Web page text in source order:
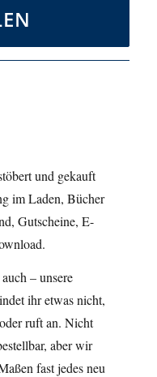
und gekauft
im Laden, Bücher
Gutscheine, E-
– unsere
ihr etwas nicht,
ruft an. Nicht
aber wir
fast jedes neu